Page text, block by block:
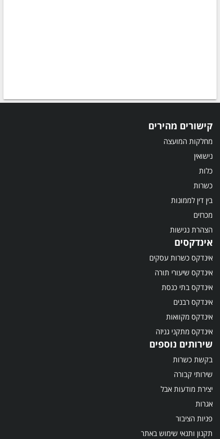
קישורים מהירים
מחלקות המועצה
נישואין
כלות
כשרות
בין דין לממונות
מכרזים
הצהרת נגישות
אינדקסים
אינדקס כשרות עסקים
אינדקס שיעורי תורה
אינדקס בתי כנסת
אינדקס רבנים
אינדקס מקוואות
אינדקס מתקני גניזה
שירותים נוספים
בקשת כשרות
שירותי קבורה
יצירת מודעות אבל
אגרות
פניות הציבור
תקנון ותנאי שימוש באתר